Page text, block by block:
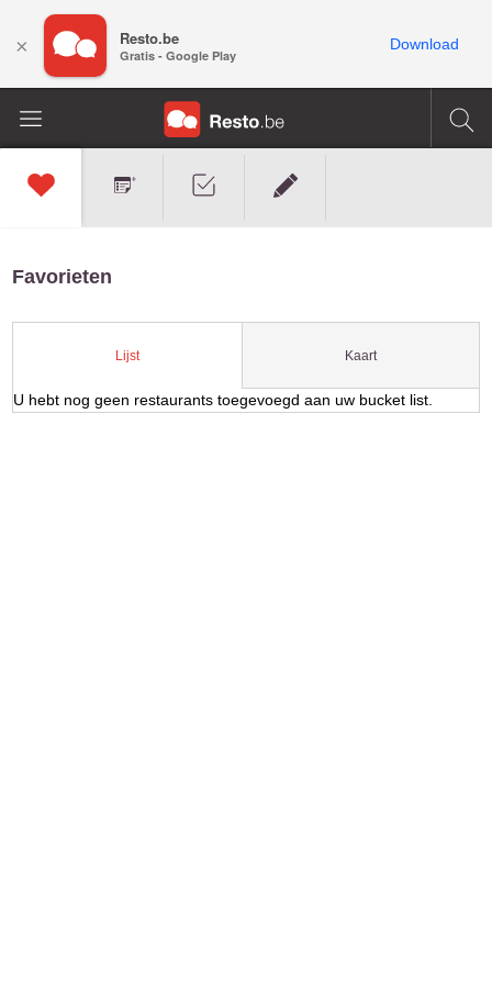
Favorieten
Lijst Kaart
U hebt nog geen restaurants toegevoegd aan uw bucket list.
× Resto.be
Gratis - Google Play
Download